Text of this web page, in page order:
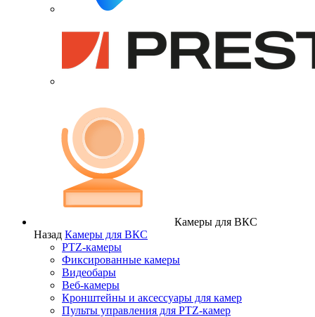
Камеры для ВКС
Назад Камеры для ВКС
PTZ-камеры
Фиксированные камеры
Видеобары
Веб-камеры
Кронштейны и аксессуары для камер
Пульты управления для PTZ-камер